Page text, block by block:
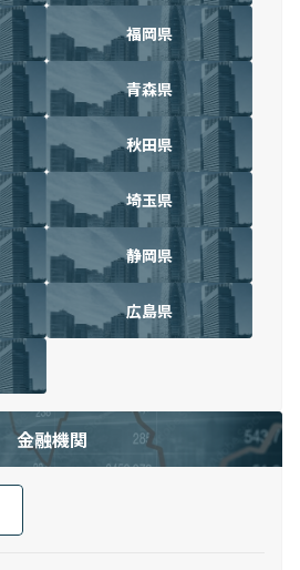
福岡県
青森県
秋田県
埼玉県
静岡県
広島県
金融機関